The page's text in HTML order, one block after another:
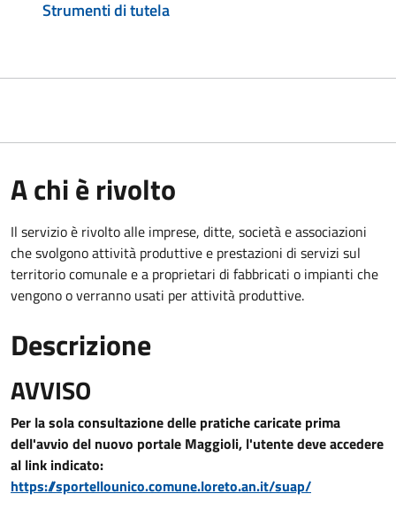
Strumenti di tutela
A chi è rivolto
Il servizio è rivolto alle imprese, ditte, società e associazioni
che svolgono attività produttive e prestazioni di servizi sul
territorio comunale e a proprietari di fabbricati o impianti che
vengono o verranno usati per attività produttive.
Descrizione
AVVISO
Per la sola consultazione delle pratiche caricate prima
dell'avvio del nuovo portale Maggioli, l'utente deve accedere
al link indicato:
https://sportellounico.comune.loreto.an.it/suap/